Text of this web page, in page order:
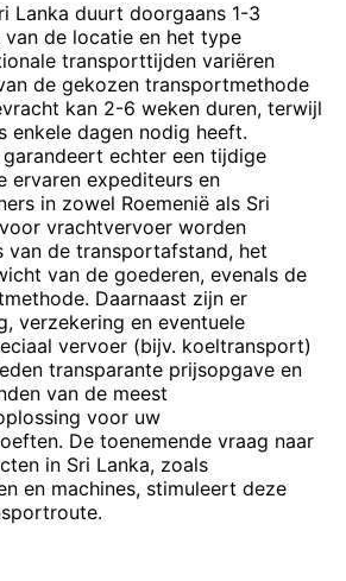
Lanka duurt doorgaans 1-3
van de locatie en het type
transporttijden variëren
de gekozen transportmethode
kan 2-6 weken duren, terwijl
enkele dagen nodig heeft.
echter een tijdige
ervaren expediteurs en
in zowel Roemenië als Sri
vrachtvervoer worden
van de transportafstand, het
van de goederen, evenals de
Daarnaast zijn er
verzekering en eventuele
vervoer (bijv. koeltransport)
transparante prijsopgave en
van de meest
voor uw
De toenemende vraag naar
in Sri Lanka, zoals
en machines, stimuleert deze